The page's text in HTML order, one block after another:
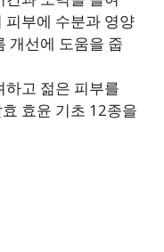
피부에 수분과 영양
개선에 도움을 줍
하고 젊은 피부를
효윤 기초 12종을